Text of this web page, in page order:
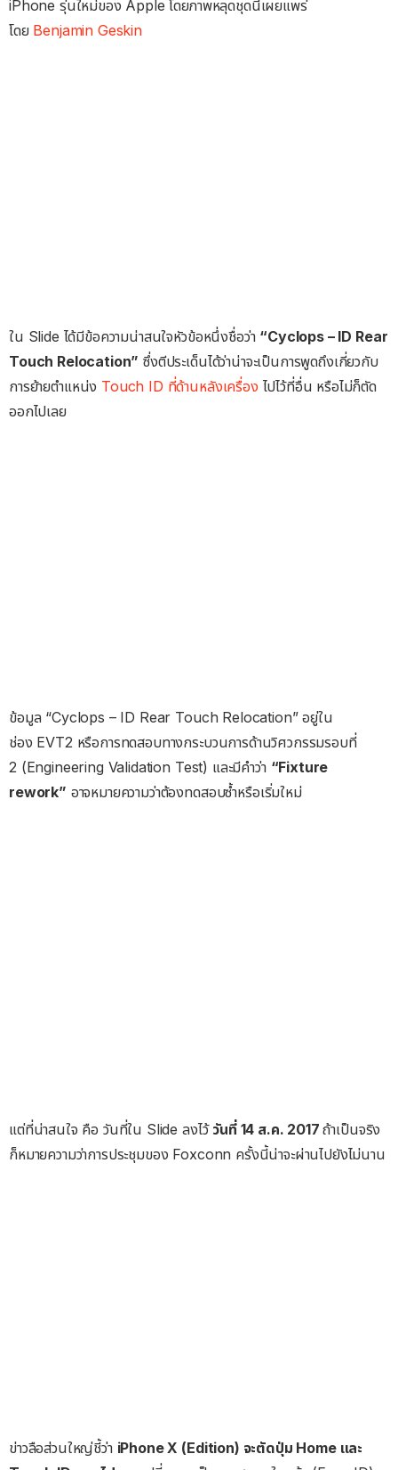
iPhone รุ่นใหม่ของ Apple โดยภาพหลุดชุดนี้เผยแพร่
โดย Benjamin Geskin
ใน Slide ได้มีข้อความน่าสนใจหัวข้อหนึ่งชื่อว่า “Cyclops – ID Rear
Touch Relocation” ซึ่งตีประเด็นได้ว่าน่าจะเป็นการพูดถึงเกี่ยวกับ
การย้ายตำแหน่ง Touch ID ที่ด้านหลังเครื่อง ไปไว้ที่อื่น หรือไม่ก็ตัด
ออกไปเลย
ข้อมูล “Cyclops – ID Rear Touch Relocation” อยู่ใน
ช่อง EVT2 หรือการทดสอบทางกระบวนการด้านวิศวกรรมรอบที่
2 (Engineering Validation Test) และมีคำว่า “Fixture
rework” อาจหมายความว่าต้องทดสอบซ้ำหรือเริ่มใหม่
แต่ที่น่าสนใจ คือ วันที่ใน Slide ลงไว้ วันที่ 14 ส.ค. 2017ถ้าเป็นจริง
ก็หมายความว่าการประชุมของ Foxconn ครั้งนี้น่าจะผ่านไปยังไม่นาน
ข่าวลือส่วนใหญ่ชี้ว่า iPhone X (Edition) จะตัดปุ่ม Home และ